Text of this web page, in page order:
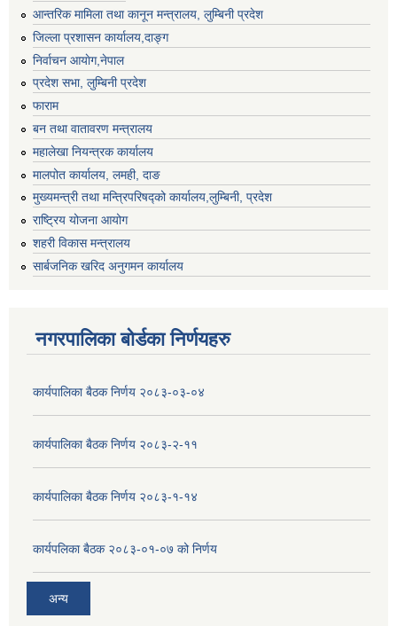
आन्तरिक मामिला तथा कानून मन्त्रालय, लुम्बिनी प्रदेश
जिल्ला प्रशासन कार्यालय,दाङ्ग
निर्वाचन आयाेग,नेपाल
प्रदेश सभा, लुम्बिनी प्रदेश
फाराम
बन तथा वातावरण मन्त्रालय
महालेखा नियन्त्रक कार्यालय
मालपोत कार्यालय, लमही, दाङ
मुख्यमन्त्री तथा मन्त्रिपरिषद्को कार्यालय,लुम्बिनी, प्रदेश
राष्ट्रिय योजना आयोग
शहरी विकास मन्त्रालय
सार्बजनिक खरिद अनुगमन कार्यालय
नगरपालिका बोर्डका निर्णयहरु
कार्यपालिका बैठक निर्णय २०८३-०३-०४
कार्यपालिका बैठक निर्णय २०८३-२-११
कार्यपालिका बैठक निर्णय २०८३-१-१४
कार्यपलिका बैठक २०८३-०१-०७ को निर्णय
अन्य